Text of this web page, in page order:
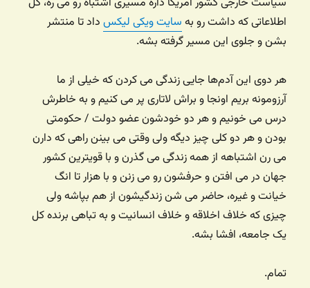
اطلاعاتی که داشت رو به سایت ویکی لیکس داد تا منتشر
بشن و جلوی این مسیر گرفته بشه.
هر دوی این آدم‌ها جایی زندگی می کردن که خیلی از ما
آرزومونه بریم اونجا و براش لاتاری پر می کنیم و به خاطرش
درس می خونیم و هر دو خودشون عضو دولت / حکومتی
بودن و هر دو کلی چیز دیگه ولی وقتی می بینن راهی که دارن
می رن اشتباهه از همه زندگی می گذرن و با قویترین کشور
جهان در می افتن و حرفشون رو می زنن و با هزار تا انگ
خیانت و غیره، حاضر می شن زندگیشون از هم بپاشه ولی
چیزی که خلاف اخلاقه و خلاف انسانیت و به تباهی برنده کل
یک جامعه، افشا بشه.
تمام.